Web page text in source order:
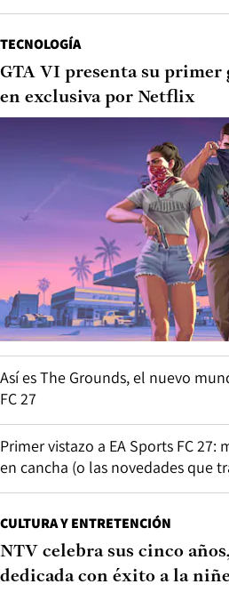
TECNOLOGÍA
GTA VI presenta su
en exclusiva por Netflix
Así es The Grounds, el nuevo
FC 27
Primer vistazo a EA Sports FC 27:
en cancha (o las novedades que
CULTURA Y ENTRETENCIÓN
NTV celebra sus cinco
dedicada con éxito a la